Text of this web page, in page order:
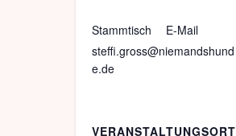
Stammtisch
E-Mail
steffi.gross@niemandshund
e.de
VERANSTALTUNGSORT